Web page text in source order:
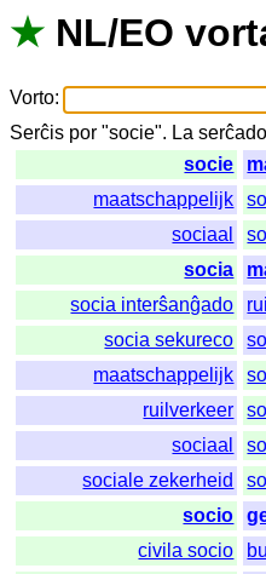
★ NL/EO
Vorto:
Serĉis por "socie". La serĉado
socie
maatschappelijk
sociaal
socia
socia interŝanĝado
socia sekureco
maatschappelijk
ruilverkeer
sociaal
sociale zekerheid
socio
civila socio